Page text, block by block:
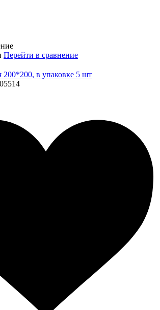
Перейти в сравнение
200*200, в упаковке 5 шт